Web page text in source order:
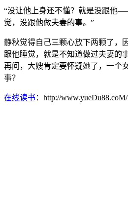
“没让他上身还不懂？就是没跟
觉，没跟他做夫妻的事。”
静秋觉得自己三颗心放下两颗了，
跟他睡觉，就是不知道做过夫妻的
再问，大嫂肯定要怀疑她了，一个
事？
在线读书 ：http://www.yueDu88.coM/